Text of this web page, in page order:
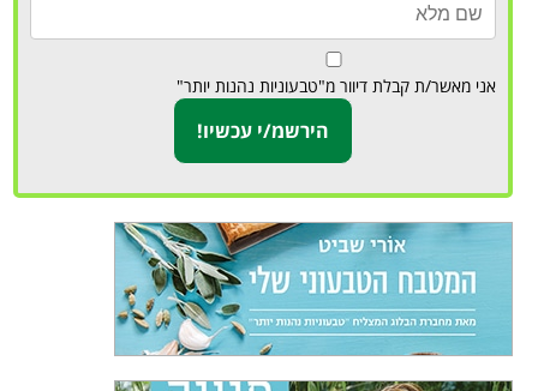
אני מאשר/ת קבלת דיוור מ"טבעוניות נהנות יותר"